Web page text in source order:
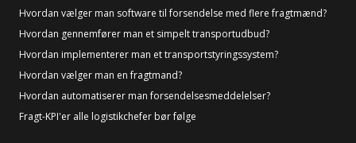
Hvordan vælger man software til forsendelse med flere fragtmænd?
Hvordan gennemfører man et simpelt transportudbud?
Hvordan implementerer man et transportstyringssystem?
Hvordan vælger man en fragtmand?
Hvordan automatiserer man forsendelsesmeddelelser?
Fragt-KPI'er alle logistikchefer bør følge